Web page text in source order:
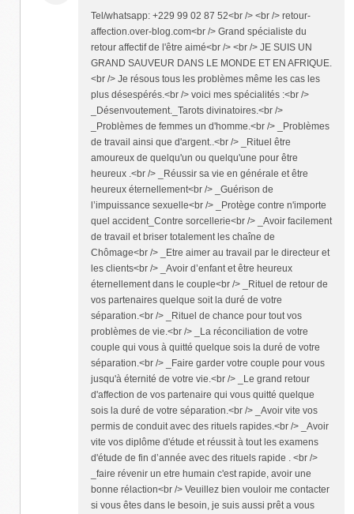
Tel/whatsapp: +229 99 02 87 52<br /> <br /> retour-
affection.over-blog.com<br /> Grand spécialiste du
retour affectif de l'être aimé<br /> <br /> JE SUIS UN
GRAND SAUVEUR DANS LE MONDE ET EN AFRIQUE.
<br /> Je résous tous les problèmes même les cas les
plus désespérés.<br /> voici mes spécialités :<br />
_Désenvoutement._Tarots divinatoires.<br />
_Problèmes de femmes un d'homme.<br /> _Problèmes
de travail ainsi que d'argent..<br /> _Rituel être
amoureux de quelqu'un ou quelqu'une pour être
heureux .<br /> _Réussir sa vie en générale et être
heureux éternellement<br /> _Guérison de
l’impuissance sexuelle<br /> _Protège contre n'importe
quel accident_Contre sorcellerie<br /> _Avoir facilement
de travail et briser totalement les chaîne de
Chômage<br /> _Etre aimer au travail par le directeur et
les clients<br /> _Avoir d’enfant et être heureux
éternellement dans le couple<br /> _Rituel de retour de
vos partenaires quelque soit la duré de votre
séparation.<br /> _Rituel de chance pour tout vos
problèmes de vie.<br /> _La réconciliation de votre
couple qui vous à quitté quelque sois la duré de votre
séparation.<br /> _Faire garder votre couple pour vous
jusqu'à éternité de votre vie.<br /> _Le grand retour
d'affection de vos partenaire qui vous quitté quelque
sois la duré de votre séparation.<br /> _Avoir vite vos
permis de conduit avec des rituels rapides.<br /> _Avoir
vite vos diplôme d'étude et réussit à tout les examens
d'étude de fin d’année avec des rituels rapide . <br />
_faire révenir un etre humain c'est rapide, avoir une
bonne rélaction<br /> Veuillez bien vouloir me contacter
si vous êtes dans le besoin, je suis aussi prêt a vous